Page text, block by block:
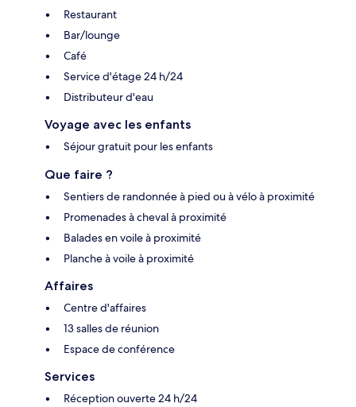
Restaurant
Bar/lounge
Café
Service d'étage 24 h/24
Distributeur d'eau
Voyage avec les enfants
Séjour gratuit pour les enfants
Que faire ?
Sentiers de randonnée à pied ou à vélo à proximité
Promenades à cheval à proximité
Balades en voile à proximité
Planche à voile à proximité
Affaires
Centre d'affaires
13 salles de réunion
Espace de conférence
Services
Réception ouverte 24 h/24